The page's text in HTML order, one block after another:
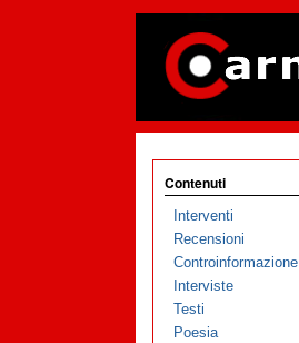
Contenuti
Interventi
Recensioni
Controinformazione
Interviste
Testi
Poesia